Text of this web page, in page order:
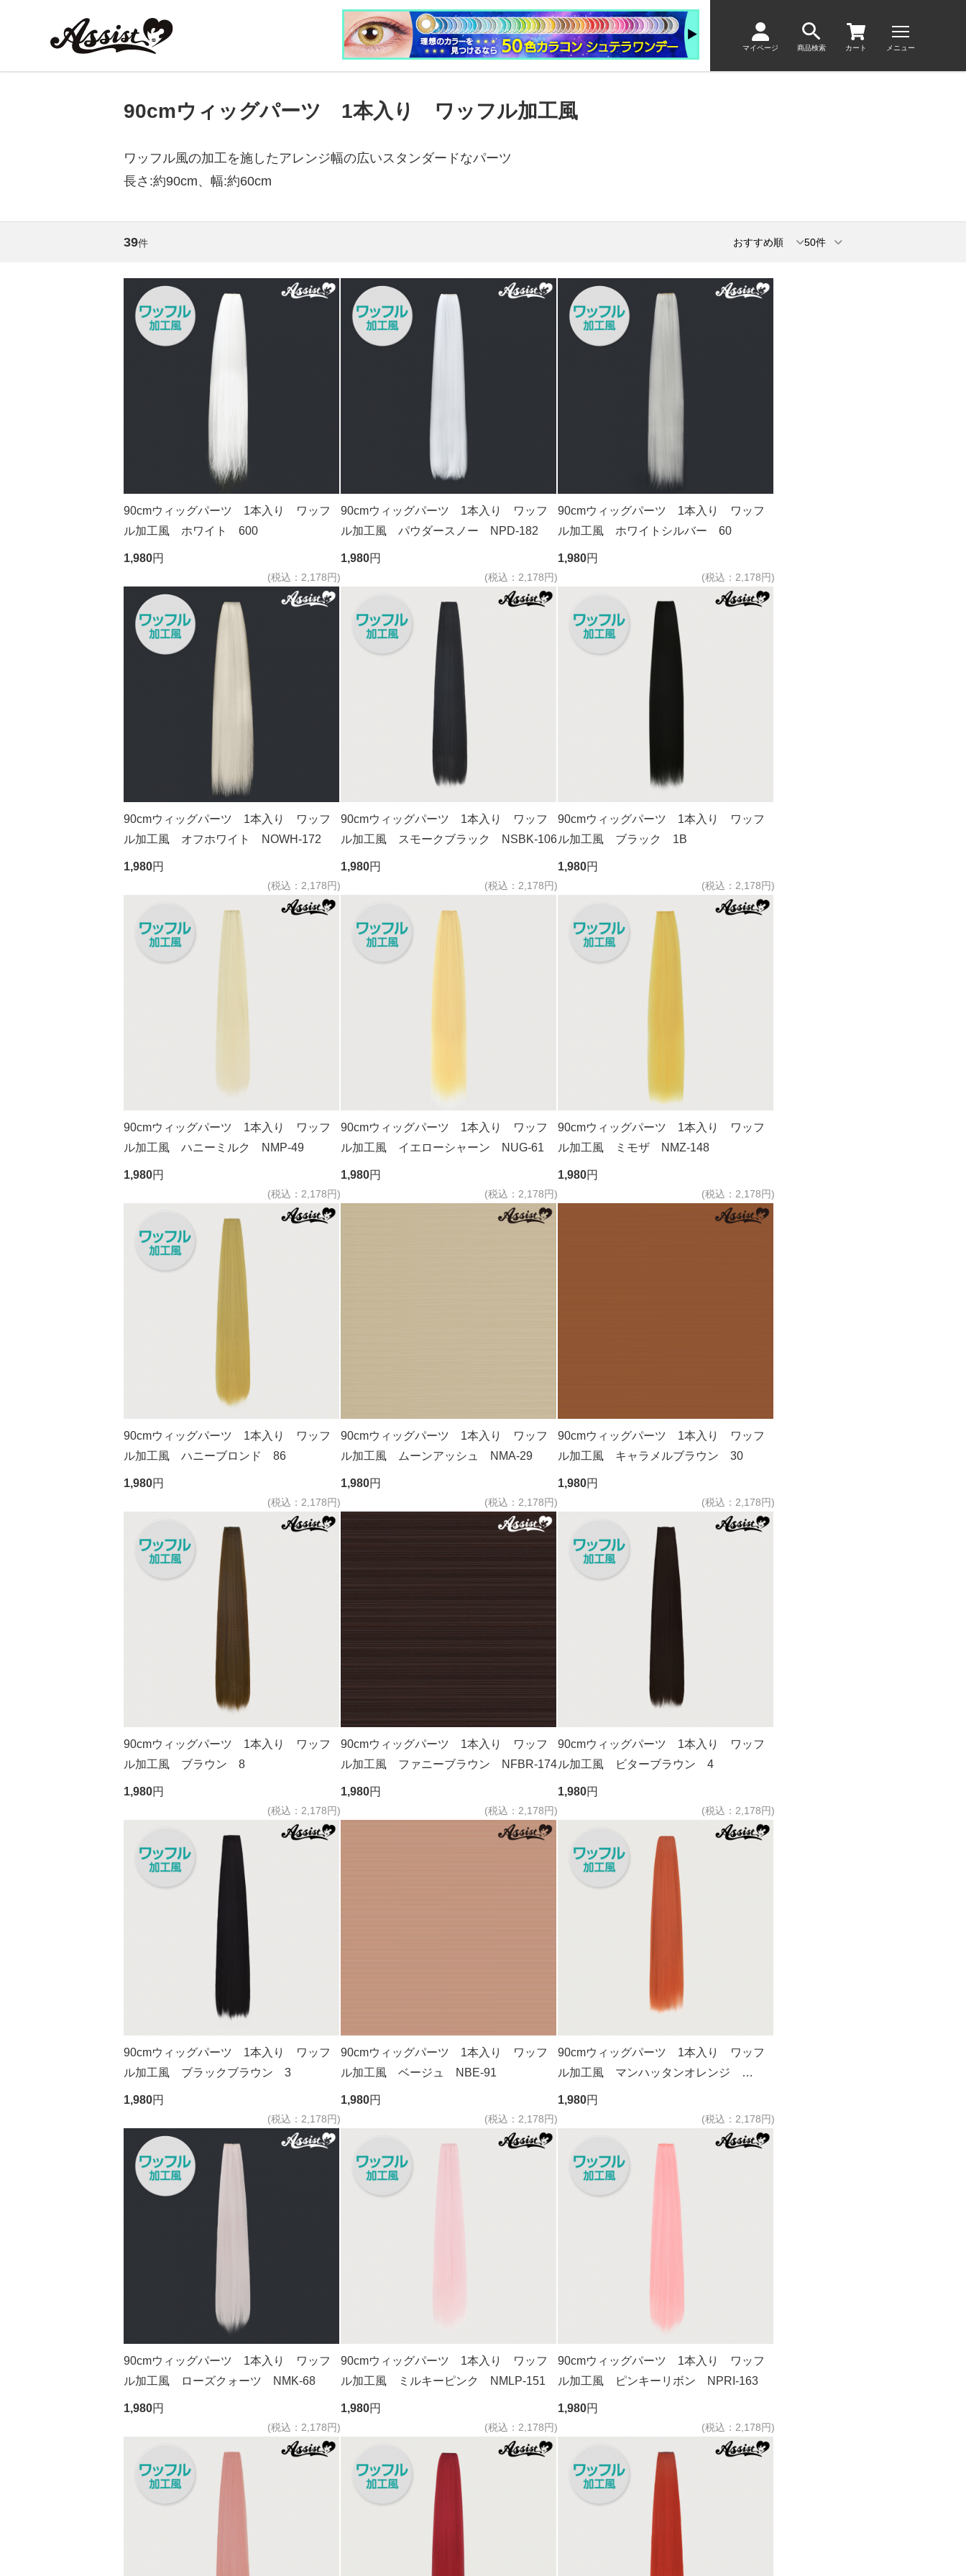
マイページ 商品検索 カート メニュー
90cmウィッグパーツ 1本入り ワッフル加工風
ワッフル風の加工を施したアレンジ幅の広いスタンダードなパーツ
長さ:約90cm、幅:約60cm
39件
90cmウィッグパーツ 1本入り ワッフ
ル加工風 ホワイト 600
1,980円
(税込：2,178円)
90cmウィッグパーツ 1本入り ワッフ
ル加工風 パウダースノー NPD-182
1,980円
(税込：2,178円)
90cmウィッグパーツ 1本入り ワッフ
ル加工風 ホワイトシルバー 60
1,980円
(税込：2,178円)
90cmウィッグパーツ 1本入り ワッフ
ル加工風 オフホワイト NOWH-172
1,980円
(税込：2,178円)
90cmウィッグパーツ 1本入り ワッフ
ル加工風 スモークブラック NSBK-106
1,980円
(税込：2,178円)
90cmウィッグパーツ 1本入り ワッフ
ル加工風 ブラック 1B
1,980円
(税込：2,178円)
90cmウィッグパーツ 1本入り ワッフ
ル加工風 ハニーミルク NMP-49
1,980円
(税込：2,178円)
90cmウィッグパーツ 1本入り ワッフ
ル加工風 イエローシャーン NUG-61
1,980円
(税込：2,178円)
90cmウィッグパーツ 1本入り ワッフ
ル加工風 ミモザ NMZ-148
1,980円
(税込：2,178円)
90cmウィッグパーツ 1本入り ワッフ
ル加工風 ハニーブロンド 86
1,980円
(税込：2,178円)
90cmウィッグパーツ 1本入り ワッフ
ル加工風 ムーンアッシュ NMA-29
1,980円
(税込：2,178円)
90cmウィッグパーツ 1本入り ワッフ
ル加工風 キャラメルブラウン 30
1,980円
(税込：2,178円)
90cmウィッグパーツ 1本入り ワッフ
ル加工風 ブラウン 8
1,980円
(税込：2,178円)
90cmウィッグパーツ 1本入り ワッフ
ル加工風 ファニーブラウン NFBR-174
1,980円
(税込：2,178円)
90cmウィッグパーツ 1本入り ワッフ
ル加工風 ビターブラウン 4
1,980円
(税込：2,178円)
90cmウィッグパーツ 1本入り ワッフ
ル加工風 ブラックブラウン 3
1,980円
(税込：2,178円)
90cmウィッグパーツ 1本入り ワッフ
ル加工風 ベージュ NBE-91
1,980円
(税込：2,178円)
90cmウィッグパーツ 1本入り ワッフ
ル加工風 マンハッタンオレンジ
NDBK-21
1,980円
(税込：2,178円)
90cmウィッグパーツ 1本入り ワッフ
ル加工風 ローズクォーツ NMK-68
1,980円
(税込：2,178円)
90cmウィッグパーツ 1本入り ワッフ
ル加工風 ミルキーピンク NMLP-151
1,980円
(税込：2,178円)
90cmウィッグパーツ 1本入り ワッフ
ル加工風 ピンキーリボン NPRI-163
1,980円
(税込：2,178円)